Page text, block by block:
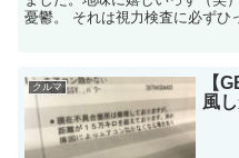
憂鬱。 それは視力検査に必ずひ
クルマ
【
風